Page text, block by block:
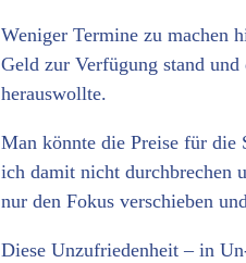
Weniger Termine zu machen
Geld zur Verfügung stand
herauswollte.
Man könnte die Preise für die
ich damit nicht durchbrechen
nur den Fokus verschieben
Diese Unzufriedenheit – in